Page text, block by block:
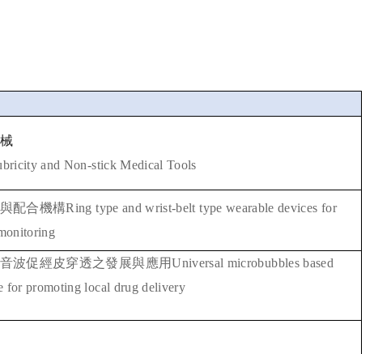
and Non-stick Medical Tools
配合機構Ring type and wrist-belt type wearable devices for
波促經皮穿透之發展與應用Universal microbubbles based
for promoting local drug delivery